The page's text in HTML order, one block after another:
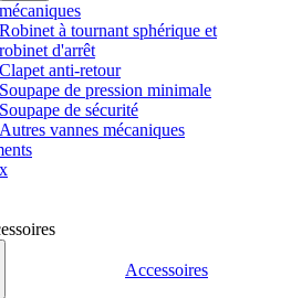
mécaniques
Robinet à tournant sphérique et
robinet d'arrêt
Clapet anti-retour
Soupape de pression minimale
Soupape de sécurité
Autres vannes mécaniques
Accessoires